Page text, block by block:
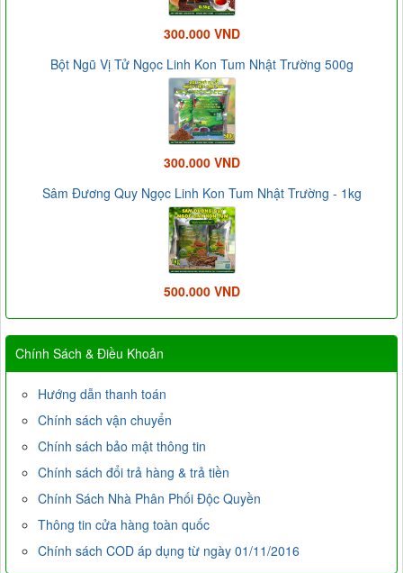
300.000 VND
Bột Ngũ Vị Tử Ngọc Linh Kon Tum Nhật Trường 500g
300.000 VND
Sâm Đương Quy Ngọc Linh Kon Tum Nhật Trường - 1kg
500.000 VND
Chính Sách & Điều Khoản
Hướng dẫn thanh toán
Chính sách vận chuyển
Chính sách bảo mật thông tin
Chính sách đổi trả hàng & trả tiền
Chính Sách Nhà Phân Phối Độc Quyền
Thông tin cửa hàng toàn quốc
Chính sách COD áp dụng từ ngày 01/11/2016